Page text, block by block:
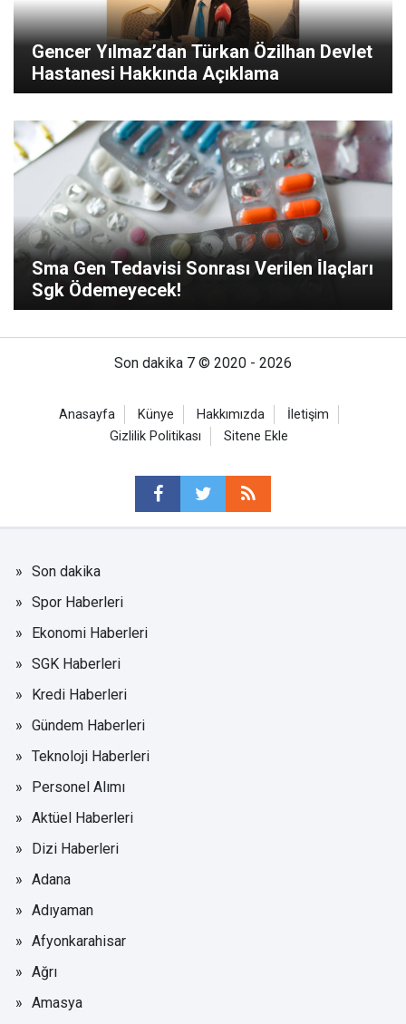
Gencer Yılmaz’dan Türkan Özilhan Devlet
Hastanesi Hakkında Açıklama
Sma Gen Tedavisi Sonrası Verilen İ̇laçları
Sgk Ödemeyecek!
Son dakika 7 © 2020 - 2026
Anasayfa Künye Hakkımızda
İletişim
Gizlilik Politikası
Sitene Ekle
Son dakika
Spor Haberleri
Ekonomi Haberleri
SGK Haberleri
Kredi Haberleri
Gündem Haberleri
Teknoloji Haberleri
Personel Alımı
Aktüel Haberleri
Dizi Haberleri
Adana
Adıyaman
Afyonkarahisar
Ağrı
Amasya